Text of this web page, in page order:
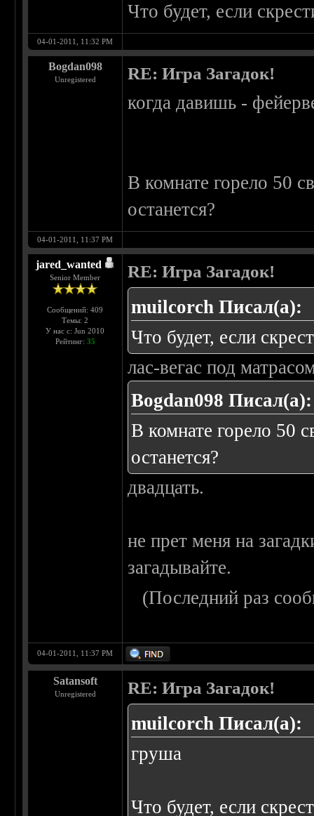
Что будет, если
04-01-2011, 11:32 PM
Bogdan098
Unregistered RE: Игра Загадок!
когда давишь -
В комнате горело 50
останется?
04-01-2011, 11:37 PM
jared_wanted
Senior Member
Сообщений: 409
Темы: 2
У нас с: Jun 2010
Рейтинг: 35
RE: Игра Загадок!
muilcorch Писал(а):
Что будет, если
лас-вегас под
Bogdan098 Писал(а):
В комнате горело 50
останется?
двадцать.
не прет меня на
загадывайте.
(Последний раз
04-01-2011, 11:37 PM
Satansoft
Unregistered RE: Игра Загадок!
muilcorch Писал(а):
груша
Что будет, если